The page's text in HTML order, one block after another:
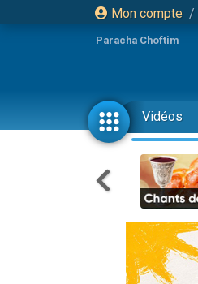
Mon compte /
Paracha Choftim
Vidéos